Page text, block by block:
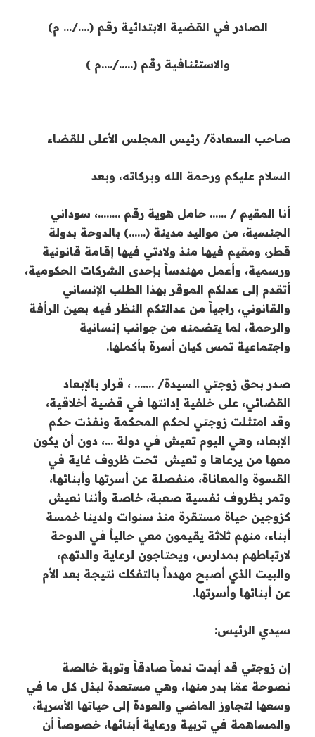
الصادر في القضية الابتدائية رقم (…./… م)
والاستئنافية رقم (…../….م )
صاحب السعادة/ رئيس المجلس الأعلى للقضاء
السلام عليكم ورحمة الله وبركاته، وبعد
أنا المقيم / …… حامل هوية رقم ……..، سوداني
الجنسية، من مواليد مدينة (……) بالدوحة بدولة
قطر، ومقيم فيها منذ ولادتي فيها إقامة قانونية
ورسمية، وأعمل مهندساً بإحدى الشركات الحكومية،
أتقدم إلى عدلكم الموقر بهذا الطلب الإنساني
والقانوني، راجياً من عدالتكم النظر فيه بعين الرأفة
والرحمة، لما يتضمنه من جوانب إنسانية
واجتماعية تمس كيان أسرة بأكملها.
صدر بحق زوجتي السيدة/ ……. ، قرار بالإبعاد
القضائي، على خلفية إدانتها في قضية أخلاقية،
وقد امتثلت زوجتي لحكم المحكمة ونفذت حكم
الإبعاد، وهي اليوم تعيش في دولة …، دون أن يكون
معها من يرعاها و تعيش تحت ظروف غاية في
القسوة والمعاناة، منفصلة عن أسرتها وأبنائها،
وتمر بظروف نفسية صعبة، خاصة وأننا نعيش
كزوجين حياة مستقرة منذ سنوات ولدينا خمسة
أبناء، منهم ثلاثة يقيمون معي حالياً في الدوحة
لارتباطهم بمدارس، ويحتاجون لرعاية والدتهم،
والبيت الذي أصبح مهدداً بالتفكك نتيجة بعد الأم
عن أبنائها وأسرتها.
سيدي الرئيس:
إن زوجتي قد أبدت ندماً صادقاً وتوبة خالصة
نصوحة عمّا بدر منها، وهي مستعدة لبذل كل ما في
وسعها لتجاوز الماضي والعودة إلى حياتها الأسرية،
والمساهمة في تربية ورعاية أبنائها، خصوصاً أن